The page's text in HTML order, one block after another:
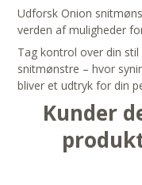
Udforsk Onion
verden af muligheder
Tag kontrol over din
snitmønstre – hvor
bliver et udtryk for din
Kunder